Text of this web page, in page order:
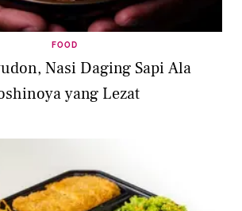
FOOD
Nasi Daging Sapi Ala
yang Lezat